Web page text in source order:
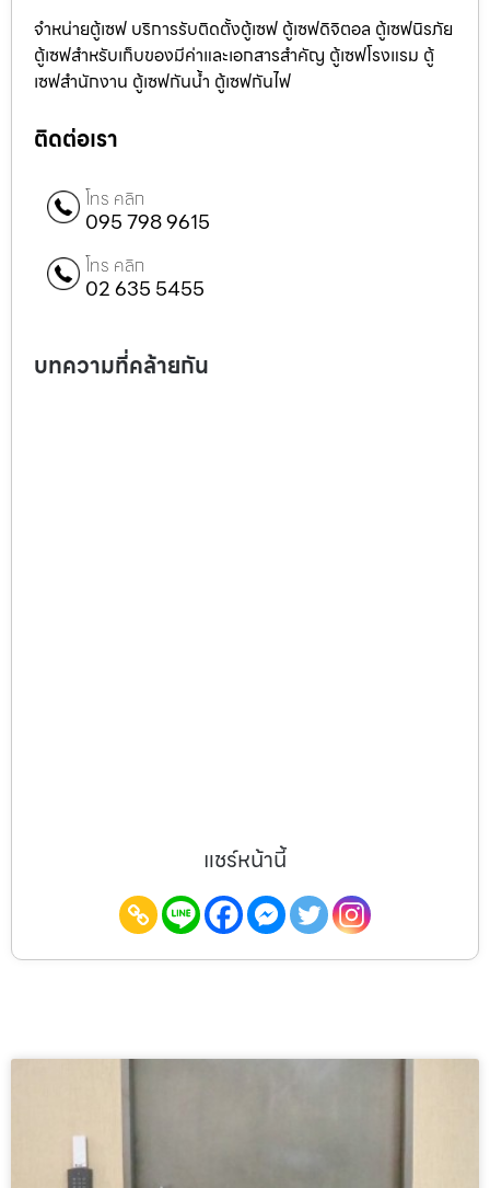
จำหน่ายตู้เซฟ บริการรับติดตั้งตู้เซฟ ตู้เซฟดิจิตอล ตู้เซฟนิรภัย
ตู้เซฟสำหรับเก็บของมีค่าและเอกสารสำคัญ ตู้เซฟโรงแรม ตู้
เซฟสำนักงาน ตู้เซฟกันน้ำ ตู้เซฟกันไฟ
ติดต่อเรา
โทร คลิก
095 798 9615
โทร คลิก
02 635 5455
บทความที่คล้ายกัน
แชร์หน้านี้